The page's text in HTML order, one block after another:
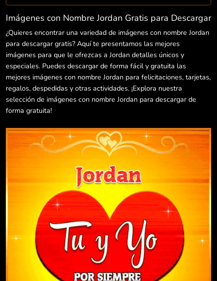
Imágenes con Nombre Jordan Gratis para Descargar
¿Quieres encontrar una variedad de imágenes con nombre Jordan
para descargar gratis? Aquí te presentamos las mejores
imágenes para que le ofrezcas a Jordan detalles únicos y
especiales. Puedes descargar de forma fácil y gratuita las
mejores imágenes con nombre Jordan para felicitaciones, tarjetas,
regalos, despedidas y otras actividades. ¡Explora nuestra
selección de imágenes con nombre Jordan para descargar de
forma gratuita!